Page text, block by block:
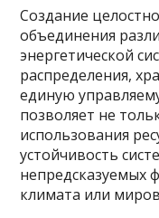
Создание
объединения
энергетической
распределения,
единую
позволяет не
использования
устойчивость
непредсказуемых
климата или